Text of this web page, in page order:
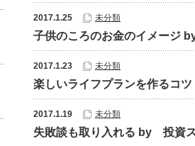
2017.1.25 未分類
子供のころのお金のイメージ
2017.1.23 未分類
楽しいライフプランを作るコ
2017.1.19 未分類
失敗談も取り入れる by 投資